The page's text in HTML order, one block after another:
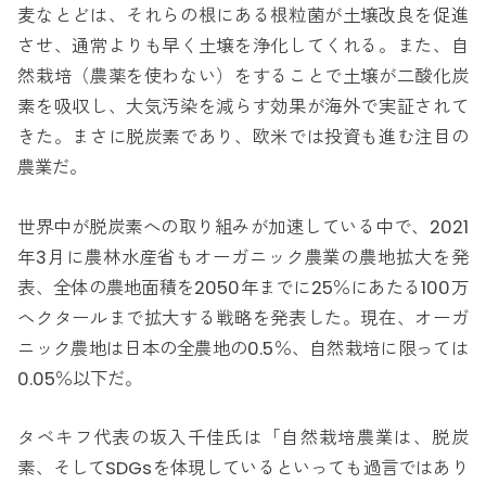
麦なとどは、それらの根にある根粒菌が土壌改良を促進
させ、通常よりも早く土壌を浄化してくれる。また、自
然栽培（農薬を使わない）をすることで土壌が二酸化炭
素を吸収し、大気汚染を減らす効果が海外で実証されて
きた。まさに脱炭素であり、欧米では投資も進む注目の
農業だ。
世界中が脱炭素への取り組みが加速している中で、2021
年3月に農林水産省もオーガニック農業の農地拡大を発
表、全体の農地面積を2050年までに25％にあたる100万
ヘクタールまで拡大する戦略を発表した。現在、オーガ
ニック農地は日本の全農地の0.5％、自然栽培に限っては
0.05％以下だ。
タベキフ代表の坂入千佳氏は「自然栽培農業は、脱炭
素、そしてSDGsを体現しているといっても過言ではあり